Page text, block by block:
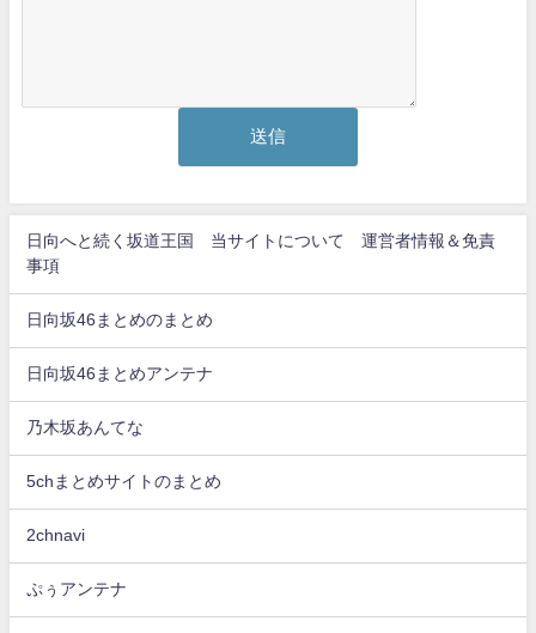
日向へと続く坂道王国 当サイトについて 運営者情報＆免責
事項
日向坂46まとめのまとめ
日向坂46まとめアンテナ
乃木坂あんてな
5chまとめサイトのまとめ
2chnavi
ぷぅアンテナ